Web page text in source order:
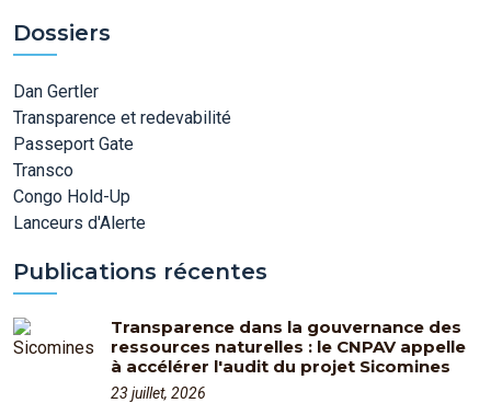
Dossiers
Dan Gertler
Transparence et redevabilité
Passeport Gate
Transco
Congo Hold-Up
Lanceurs d'Alerte
Publications récentes
Transparence dans la gouvernance des
ressources naturelles : le CNPAV appelle
à accélérer l'audit du projet Sicomines
23 juillet, 2026